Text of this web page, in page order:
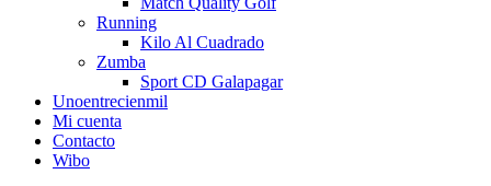
Running
Kilo Al Cuadrado
Zumba
Sport CD Galapagar
Unoentrecienmil
Mi cuenta
Contacto
Wibo